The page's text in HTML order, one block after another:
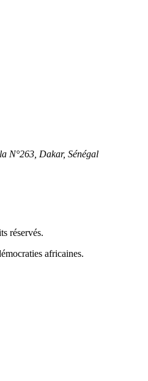
N°263, Dakar, Sénégal
réservés.
africaines.